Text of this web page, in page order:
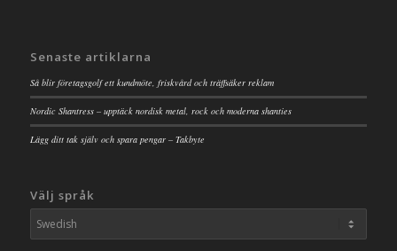
Senaste artiklarna
Så blir företagsgolf ett kundmöte, friskvård och träffsäker reklam
Nordic Shantress – upptäck nordisk metal, rock och moderna shanties
Lägg ditt tak själv och spara pengar – Takbyte
Välj språk